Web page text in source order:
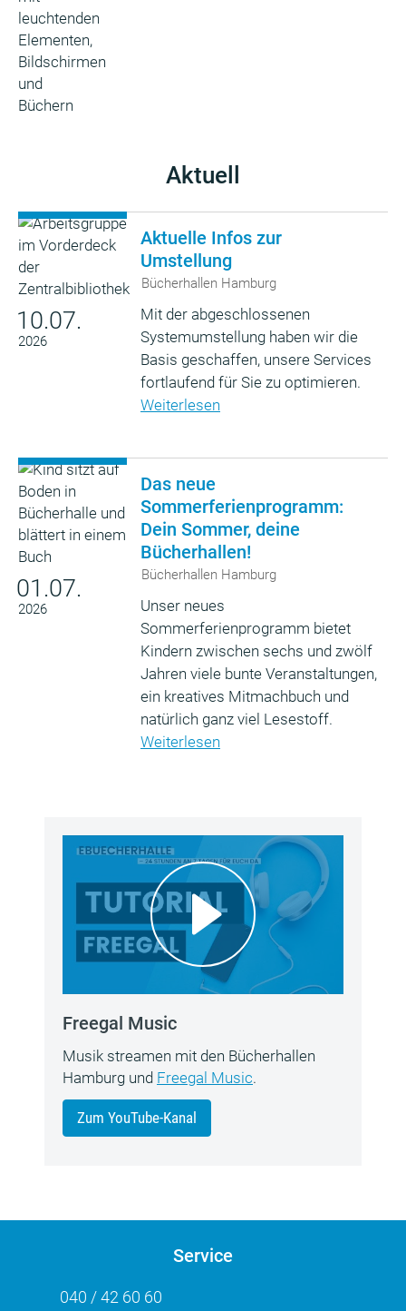
Aktuell
10.07.
2026
Aktuelle Infos zur
Umstellung
Bücherhallen Hamburg
Mit der abgeschlossenen
Systemumstellung haben wir die
Basis geschaffen, unsere Services
fortlaufend für Sie zu optimieren.
Weiterlesen
01.07.
2026
Das neue
Sommerferienprogramm:
Dein Sommer, deine
Bücherhallen!
Bücherhallen Hamburg
Unser neues
Sommerferienprogramm bietet
Kindern zwischen sechs und zwölf
Jahren viele bunte Veranstaltungen,
ein kreatives Mitmachbuch und
natürlich ganz viel Lesestoff.
Weiterlesen
Freegal Music
Musik streamen mit den Bücherhallen
Hamburg und Freegal Music.
Zum YouTube-Kanal
Service
040 / 42 60 60